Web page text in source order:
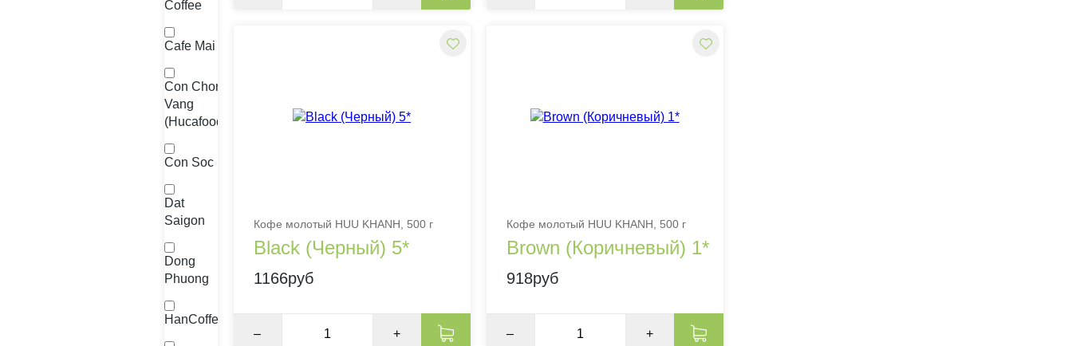
Coffee
Cafe Mai
Con Chon
Vang
(Hucafood)
Con Soc
Dat
Saigon
Dong
Phuong
HanCoffee
Кофе молотый HUU KHANH, 500 г
Black (Черный) 5*
1166руб
– +
Кофе молотый HUU KHANH, 500 г
Brown (Коричневый) 1*
918руб
– +